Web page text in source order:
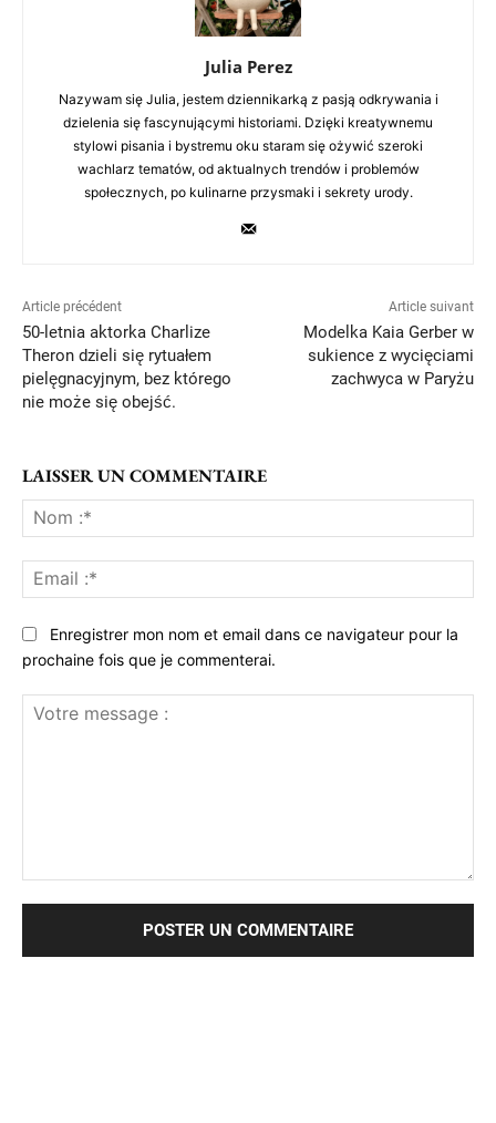
Julia Perez
Nazywam się Julia, jestem dziennikarką z pasją odkrywania i
dzielenia się fascynującymi historiami. Dzięki kreatywnemu
stylowi pisania i bystremu oku staram się ożywić szeroki
wachlarz tematów, od aktualnych trendów i problemów
społecznych, po kulinarne przysmaki i sekrety urody.
Article précédent
50-letnia aktorka Charlize
Theron dzieli się rytuałem
pielęgnacyjnym, bez którego
nie może się obejść.
Article suivant
Modelka Kaia Gerber w
sukience z wycięciami
zachwyca w Paryżu
LAISSER UN COMMENTAIRE
:*
:*
Enregistrer mon nom et email dans ce navigateur pour la
prochaine fois que je commenterai.